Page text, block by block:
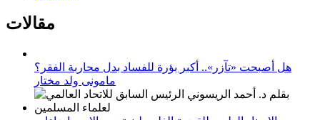
مقالات
هل أصبحت «تآزر».. أكبر بؤرة للفساد بدل محاربة الفقر؟
مامونى ولد مختار